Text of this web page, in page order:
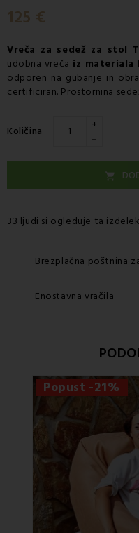
125 €
Vreča za sedež za stol
udobna vreča iz materiala
odporen na gubanje in
certificiran. Prostornina
Količina +
-

33 ljudi si ogleduje ta izdelek
Brezplačna poštnina
Enostavna vračila
Popust -21%